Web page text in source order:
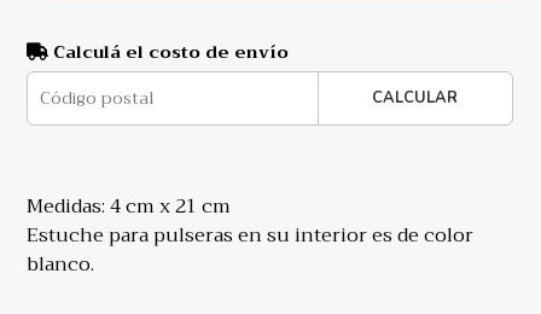
Calculá el costo de envío
CALCULAR
Medidas: 4 cm x 21 cm
Estuche para pulseras en su interior es de color
blanco.